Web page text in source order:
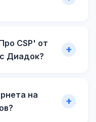
CSP' от
Диадок?
на